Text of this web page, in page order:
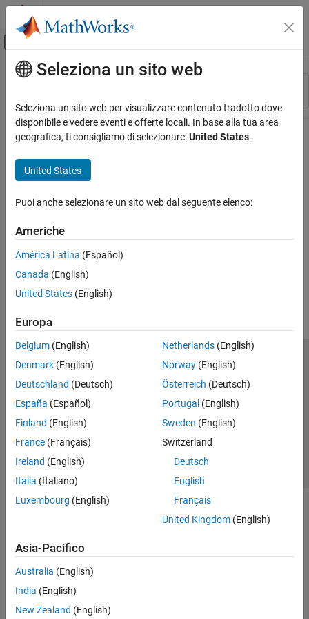
Vai al contenuto
Attiva/disattiva menu di navigazione
Risorsa
Stato
Contenuto principale
Seleziona un sito web
Seleziona un sito web per visualizzare contenuto tradotto dove
disponibile e vedere eventi e offerte locali. In base alla tua area
geografica, ti consigliamo di selezionare:United States.
United States
Puoi anche selezionare un sito web dal seguente elenco:
Americhe
América Latina (Español)
Canada (English)
United States (English)
Europa
Belgium (English)
Denmark (English)
Deutschland (Deutsch)
España (Español)
Finland (English)
France (Français)
Ireland (English)
Italia (Italiano)
Luxembourg (English)
Netherlands(English)
Norway(English)
Österreich (Deutsch)
Portugal (English)
Sweden (English)
Switzerland
Deutsch
English
Français
United Kingdom(English)
Asia-Pacifico
Australia (English)
India (English)
New Zealand (English)
Centro di fiducia
Informativa sulla privacy
Antipirateria
Stato dell'applicazione
Contatti
© 1994-2026 The MathWorks, Inc.